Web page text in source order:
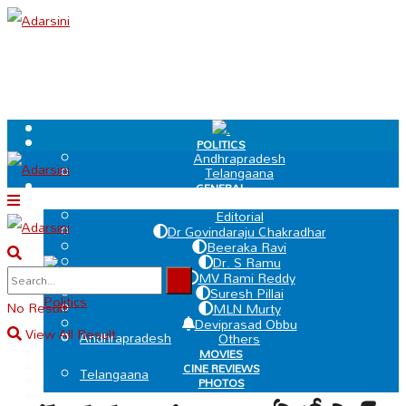
.
POLITICS
Andhrapradesh
Telangaana
GENERAL
Editorial
Dr Govindaraju Chakradhar
Beeraka Ravi
Dr. S Ramu
MV Rami Reddy
Suresh Pillai
MLN Murty
Deviprasad Obbu
Others
MOVIES
CINE REVIEWS
PHOTOS
VIDEOS
.
Politics
Andhrapradesh
Telangaana
No Result
View All Result